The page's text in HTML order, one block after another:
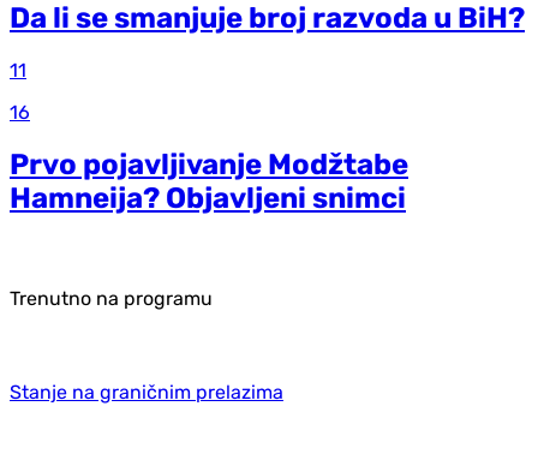
Da li se smanjuje broj razvoda u BiH?
11
16
Prvo pojavljivanje Modžtabe
Hamneija? Objavljeni snimci
Trenutno na programu
Stanje na graničnim prelazima